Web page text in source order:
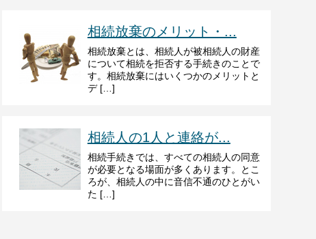
相続放棄のメリット・...
相続放棄とは、相続人が被相続人の財産
について相続を拒否する手続きのことで
す。相続放棄にはいくつかのメリットと
デ […]
相続人の1人と連絡が...
相続手続きでは、すべての相続人の同意
が必要となる場面が多くあります。とこ
ろが、相続人の中に音信不通のひとがい
た […]